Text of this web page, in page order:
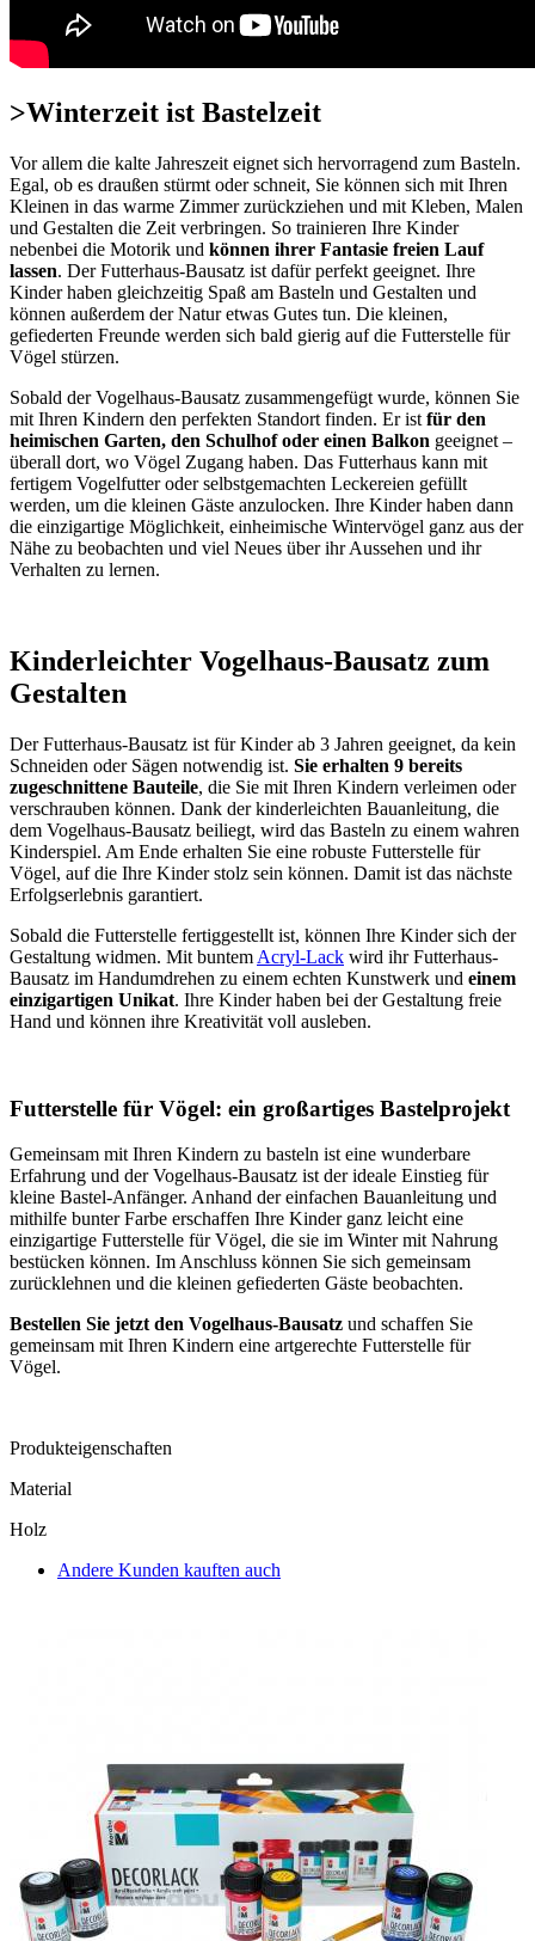
>Winterzeit ist Bastelzeit
Vor allem die kalte Jahreszeit eignet sich hervorragend zum Basteln.
Egal, ob es draußen stürmt oder schneit, Sie können sich mit Ihren
Kleinen in das warme Zimmer zurückziehen und mit Kleben, Malen
und Gestalten die Zeit verbringen. So trainieren Ihre Kinder
nebenbei die Motorik und können ihrer Fantasie freien Lauf
lassen. Der Futterhaus-Bausatz ist dafür perfekt geeignet. Ihre
Kinder haben gleichzeitig Spaß am Basteln und Gestalten und
können außerdem der Natur etwas Gutes tun. Die kleinen,
gefiederten Freunde werden sich bald gierig auf die Futterstelle für
Vögel stürzen.
Sobald der Vogelhaus-Bausatz zusammengefügt wurde, können Sie
mit Ihren Kindern den perfekten Standort finden. Er ist für den
heimischen Garten, den Schulhof oder einen Balkon geeignet –
überall dort, wo Vögel Zugang haben. Das Futterhaus kann mit
fertigem Vogelfutter oder selbstgemachten Leckereien gefüllt
werden, um die kleinen Gäste anzulocken. Ihre Kinder haben dann
die einzigartige Möglichkeit, einheimische Wintervögel ganz aus der
Nähe zu beobachten und viel Neues über ihr Aussehen und ihr
Verhalten zu lernen.
Kinderleichter Vogelhaus-Bausatz zum
Gestalten
Der Futterhaus-Bausatz ist für Kinder ab 3 Jahren geeignet, da kein
Schneiden oder Sägen notwendig ist. Sie erhalten 9 bereits
zugeschnittene Bauteile, die Sie mit Ihren Kindern verleimen oder
verschrauben können. Dank der kinderleichten Bauanleitung, die
dem Vogelhaus-Bausatz beiliegt, wird das Basteln zu einem wahren
Kinderspiel. Am Ende erhalten Sie eine robuste Futterstelle für
Vögel, auf die Ihre Kinder stolz sein können. Damit ist das nächste
Erfolgserlebnis garantiert.
Sobald die Futterstelle fertiggestellt ist, können Ihre Kinder sich der
Gestaltung widmen. Mit buntem Acryl-Lack wird ihr Futterhaus-
Bausatz im Handumdrehen zu einem echten Kunstwerk und einem
einzigartigen Unikat. Ihre Kinder haben bei der Gestaltung freie
Hand und können ihre Kreativität voll ausleben.
Futterstelle für Vögel: ein großartiges Bastelprojekt
Gemeinsam mit Ihren Kindern zu basteln ist eine wunderbare
Erfahrung und der Vogelhaus-Bausatz ist der ideale Einstieg für
kleine Bastel-Anfänger. Anhand der einfachen Bauanleitung und
mithilfe bunter Farbe erschaffen Ihre Kinder ganz leicht eine
einzigartige Futterstelle für Vögel, die sie im Winter mit Nahrung
bestücken können. Im Anschluss können Sie sich gemeinsam
zurücklehnen und die kleinen gefiederten Gäste beobachten.
Bestellen Sie jetzt den Vogelhaus-Bausatz und schaffen Sie
gemeinsam mit Ihren Kindern eine artgerechte Futterstelle für
Vögel.
Produkteigenschaften
Material
Holz
Andere Kunden kauften auch